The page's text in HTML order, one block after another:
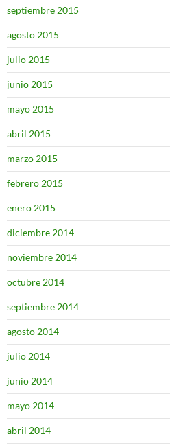
septiembre 2015
agosto 2015
julio 2015
junio 2015
mayo 2015
abril 2015
marzo 2015
febrero 2015
enero 2015
diciembre 2014
noviembre 2014
octubre 2014
septiembre 2014
agosto 2014
julio 2014
junio 2014
mayo 2014
abril 2014